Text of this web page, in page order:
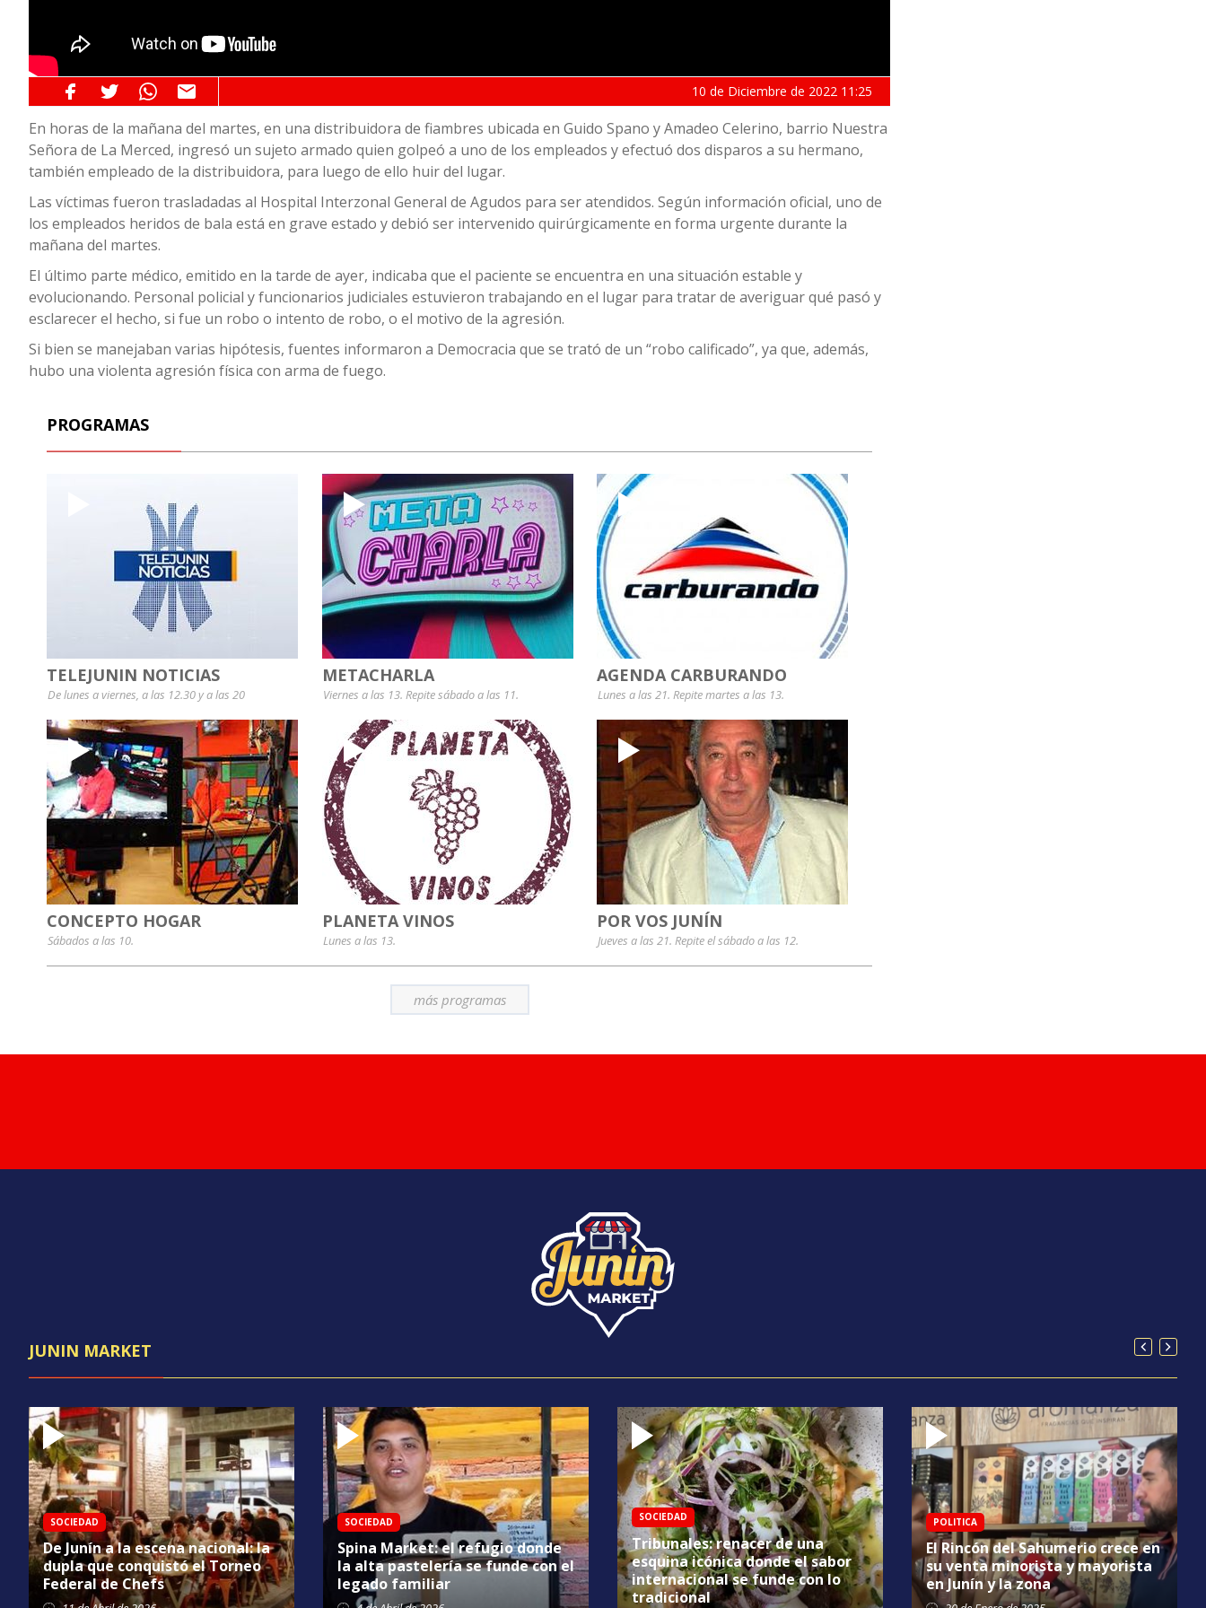
10 de Diciembre de 2022 11:25
En horas de la mañana del martes, en una distribuidora de fiambres ubicada en Guido Spano y Amadeo Celerino, barrio Nuestra
Señora de La Merced, ingresó un sujeto armado quien golpeó a uno de los empleados y efectuó dos disparos a su hermano,
también empleado de la distribuidora, para luego de ello huir del lugar.
Las víctimas fueron trasladadas al Hospital Interzonal General de Agudos para ser atendidos. Según información oficial, uno de
los empleados heridos de bala está en grave estado y debió ser intervenido quirúrgicamente en forma urgente durante la
mañana del martes.
El último parte médico, emitido en la tarde de ayer, indicaba que el paciente se encuentra en una situación estable y
evolucionando. Personal policial y funcionarios judiciales estuvieron trabajando en el lugar para tratar de averiguar qué pasó y
esclarecer el hecho, si fue un robo o intento de robo, o el motivo de la agresión.
Si bien se manejaban varias hipótesis, fuentes informaron a Democracia que se trató de un “robo calificado”, ya que, además,
hubo una violenta agresión física con arma de fuego.
PROGRAMAS
TELEJUNIN NOTICIAS
De lunes a viernes, a las 12.30 y a las 20
METACHARLA
Viernes a las 13. Repite sábado a las 11.
AGENDA CARBURANDO
Lunes a las 21. Repite martes a las 13.
CONCEPTO HOGAR
Sábados a las 10.
PLANETA VINOS
Lunes a las 13.
POR VOS JUNÍN
Jueves a las 21. Repite el sábado a las 12.
más programas
JUNIN MARKET
SOCIEDAD
De Junín a la escena nacional: la
dupla que conquistó el Torneo
Federal de Chefs
SOCIEDAD
Spina Market: el refugio donde
la alta pastelería se funde con el
legado familiar
SOCIEDAD
Tribunales: renacer de una
esquina icónica donde el sabor
internacional se funde con lo
tradicional
POLITICA
El Rincón del Sahumerio crece en
su venta minorista y mayorista
en Junín y la zona